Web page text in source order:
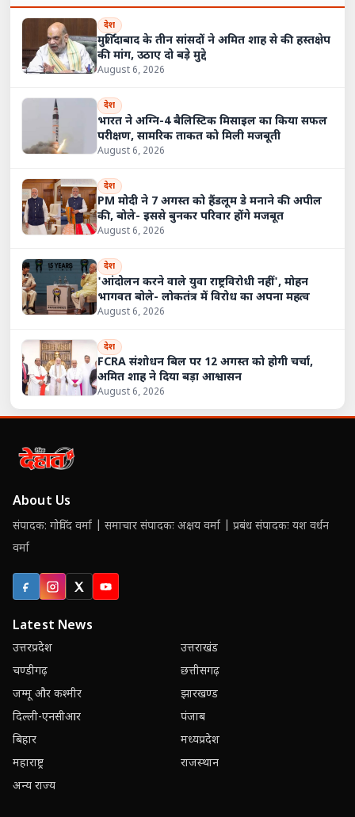
देश
मुर्शिदाबाद के तीन सांसदों ने अमित शाह से की हस्तक्षेप
की मांग, उठाए दो बड़े मुद्दे
August 6, 2026
देश
भारत ने अग्नि-4 बैलिस्टिक मिसाइल का किया सफल
परीक्षण, सामरिक ताकत को मिली मजबूती
August 6, 2026
देश
PM मोदी ने 7 अगस्त को हैंडलूम डे मनाने की अपील
की, बोले- इससे बुनकर परिवार होंगे मजबूत
August 6, 2026
देश
'आंदोलन करने वाले युवा राष्ट्रविरोधी नहीं', मोहन
भागवत बोले- लोकतंत्र में विरोध का अपना महत्व
August 6, 2026
देश
FCRA संशोधन बिल पर 12 अगस्त को होगी चर्चा,
अमित शाह ने दिया बड़ा आश्वासन
August 6, 2026
About Us
संपादक: गोविंद वर्मा | समाचार संपादकः अक्षय वर्मा | प्रबंध संपादकः यश वर्धन
वर्मा
FacebookInstagram
X (Twitter)
YouTube
Latest News
उत्तरप्रदेश
उत्तराखंड
चण्डीगढ़
छत्तीसगढ़
जम्मू और कश्मीर
झारखण्ड
दिल्ली-एनसीआर
पंजाब
बिहार
मध्यप्रदेश
महाराष्ट्र
राजस्थान
अन्य राज्य